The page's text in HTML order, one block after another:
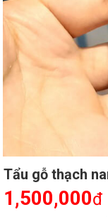
Tẩu gỗ thạch
1,500,000đ